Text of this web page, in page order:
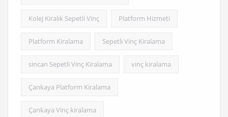
Kolej Kiralık Sepetli Vinç Platform Hizmeti
Platform Kiralama Sepetli Vinç Kiralama
sincan Sepetli Vinç Kiralama vinç kiralama
Çankaya Platform Kiralama
Çankaya Vinç kiralama